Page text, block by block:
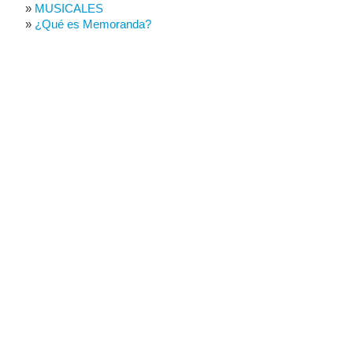
MUSICALES
¿Qué es Memoranda?